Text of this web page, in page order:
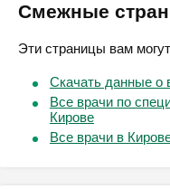
Смежные
Эти страницы вам
Скачать данные о
Все врачи по
Кирове
Все врачи в